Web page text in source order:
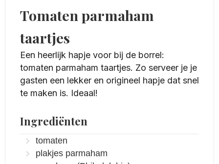
Tomaten parmaham
taartjes
Een heerlijk hapje voor bij de borrel:
tomaten parmaham taartjes. Zo serveer je je
gasten een lekker en origineel hapje dat snel
te maken is. Ideaal!
Ingrediënten
tomaten
plakjes parmaham